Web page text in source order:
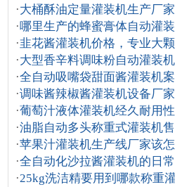
·大桶酥油定量灌装机生产厂
·哪里生产的蜂蜜膏体自动灌
·韭花酱灌装机价格，专业大
·大型香辛料调味粉自动灌装
·全自动吸嘴袋甜面酱灌装机
·调味酱辣椒酱灌装机设备厂
·葡萄汁液体灌装机经久耐用
·油脂自动多头称重式灌装机
·苹果汁灌装机生产线厂家该
·全自动化沙拉酱灌装机的日
·25kg洗洁精要用到哪款称重